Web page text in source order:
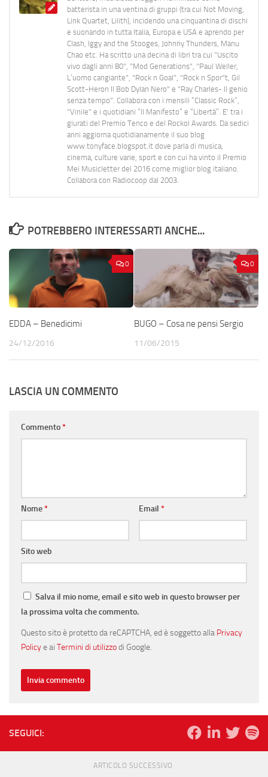
batterista in una ventina di gruppi (tra cui Not Moving,
Link Quartet, Lilith), incidendo una cinquantina di dischi
e suonando in tutta Italia, Europa e USA e aprendo per
Clash, Iggy and the Stooges, Johnny Thunders, Manu
Chao etc. Ha scritto una decina di libri tra cui "Uscito
vivo dagli anni 80", "Mod Generations", "Paul Weller,
L’uomo cangiante", "Rock n Goal", "Rock n Spor"t, Gil
Scott-Heron Il Bob Dylan Nero" e "Ray Charles- Il genio
senza tempo". Collabora con i mensili “Classic Rock”,
"Vinile" e i quotidiani “Il Manifesto” e “Libertà”. E' tra i
giurati del Premio Tenco e del Rockol Awards. Da sedici
anni aggiorna quotidianamente il suo blog
www.tonyface.blogspot.it dove parla di musica,
cinema, culture varie, sport e con cui ha vinto il Premio
Mei Musicletter del 2016 come miglior blog italiano.
Collabora con Radiocoop dal 2003.
POTREBBERO INTERESSARTI ANCHE...
0
EDDA – Benedicimi
24/12/2016
0
BUGO – Cosa ne pensi Sergio
11/06/2015
LASCIA UN COMMENTO
Commento*
Nome* Email *
Sito web
Salva il mio nome, email e sito web in questo browser per
la prossima volta che commento.
Questo sito è protetto da reCAPTCHA, ed è soggetto alla Privacy
Policye ai Termini di utilizzodi Google.
SEGUICI:
ARTICOLO SUCCESSIVO